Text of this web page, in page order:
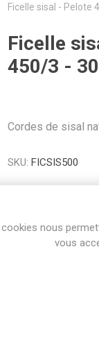
Ficelle sisal - Pelote
Ficelle
450/3 -
Cordes de sisal
SKU: FICSIS500
nous
vous